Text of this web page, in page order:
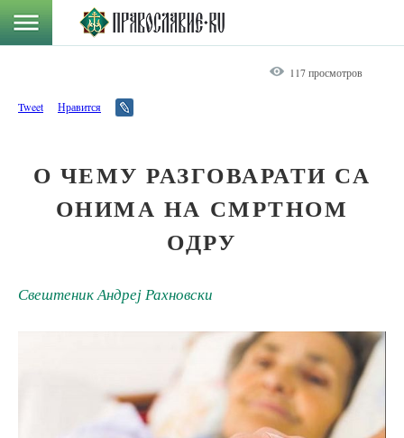
117 просмотров
Tweet Нравится
О ЧЕМУ РАЗГОВАРАТИ СА
ОНИМА НА СМРТНОМ
ОДРУ
Свештеник Андреј Рахновски